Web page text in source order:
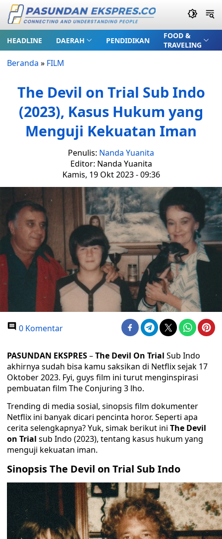
HEADLINE DAERAH PENDIDIKAN
FOOD &
TRAVELING
Beranda » FILM
The Devil on Trial Sub Indo
(2023), Kasus Hukum yang
Menguji Kekuatan Iman
Penulis: Nanda Yuanita
Editor: Nanda Yuanita
Kamis, 19 Okt 2023 - 09:36
0 Komentar
PASUNDAN EKSPRES–The Devil On Trial Sub Indo
akhirnya sudah bisa kamu saksikan di Netflix sejak 17
Oktober 2023. Fyi, guys film ini turut menginspirasi
pembuatan film The Conjuring 3 lho.
Trending di media sosial, sinopsis film dokumenter
Netflix ini banyak dicari pencinta horor. Seperti apa
cerita selengkapnya? Yuk, simak berikut ini The Devil
on Trial sub Indo (2023), tentang kasus hukum yang
menguji kekuatan iman.
Sinopsis The Devil on Trial Sub Indo